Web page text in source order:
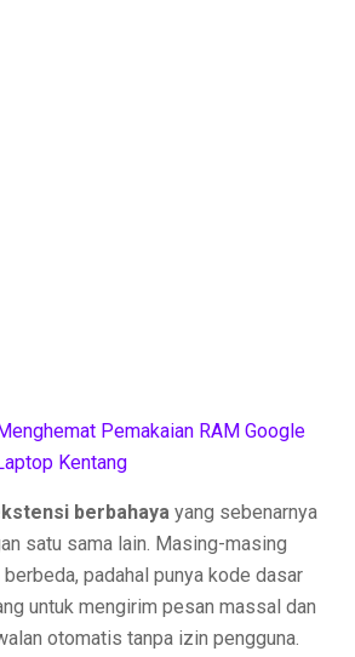
Pemakaian RAM Google
Kentang
berbahaya yang sebenarnya
satu sama lain. Masing-masing
padahal punya kode dasar
untuk mengirim pesan massal dan
otomatis tanpa izin pengguna.